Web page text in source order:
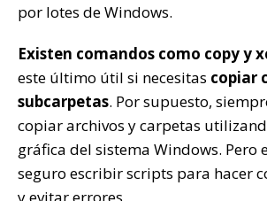
por lotes de Windows.
Existen comandos como copy y
este último útil si necesitas copiar
subcarpetas. Por supuesto,
copiar archivos y carpetas
gráfica del sistema Windows. Pero
seguro escribir scripts para hacer